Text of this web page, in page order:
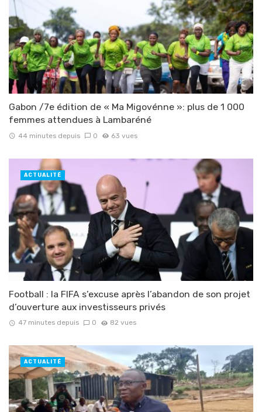
Gabon /7e édition de « Ma Migovénne »: plus de 1 000
femmes attendues à Lambaréné
44 minutes depuis 0 63 vues
Football : la FIFA s’excuse après l’abandon de son projet
d’ouverture aux investisseurs privés
47 minutes depuis 0 82 vues
ACTUALITÉ
ACTUALITÉ